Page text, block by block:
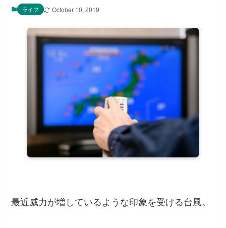
ライフ October 10, 2019
最近威力が増しているような印象を受ける台風。